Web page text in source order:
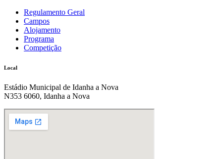
Regulamento Geral
Campos
Alojamento
Programa
Competição
Local
Estádio Municipal de Idanha a Nova
N353 6060, Idanha a Nova